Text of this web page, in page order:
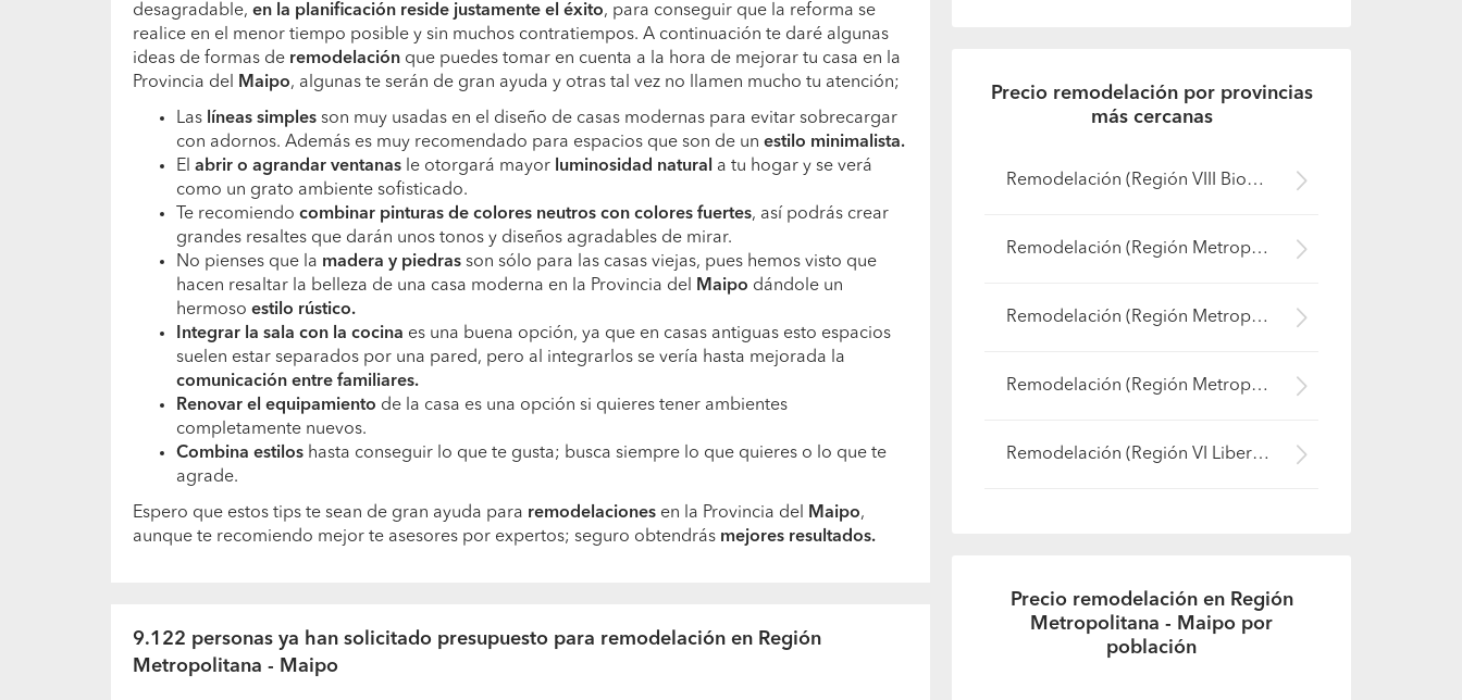
desagradable, en la planificación reside justamente el éxito, para conseguir que la reforma se
realice en el menor tiempo posible y sin muchos contratiempos. A continuación te daré algunas
ideas de formas de remodelación que puedes tomar en cuenta a la hora de mejorar tu casa en la
Provincia del
Maipo, algunas te serán de gran ayuda y otras tal vez no llamen mucho tu atención;
Las líneas simples son muy usadas en el diseño de casas modernas para evitar sobrecargar
con adornos. Además es muy recomendado para espacios que son de un estilo minimalista.
El abrir o agrandar ventanas le otorgará mayor luminosidad natural
a tu hogar y se verá
como un grato ambiente sofisticado.
Te recomiendo combinar pinturas de colores neutros con colores fuertes, así podrás crear
grandes resaltes que darán unos tonos y diseños agradables de mirar.
No pienses que la madera y piedras son sólo para las casas viejas, pues hemos visto que
hacen resaltar la belleza de una casa moderna en la Provincia del
Maipo dándole un
hermoso estilo rústico.
Integrar la sala con la cocina es una buena opción, ya que en casas antiguas esto espacios
suelen estar separados por una pared, pero al integrarlos se vería hasta mejorada la
comunicación entre familiares.
Renovar el equipamiento de la casa es una opción si quieres tener ambientes
completamente nuevos.
Combina estilos hasta conseguir lo que te gusta; busca siempre lo que quieres o lo que te
agrade.
Espero que estos tips te sean de gran ayuda para remodelaciones en la Provincia del Maipo,
aunque te recomiendo mejor te asesores por expertos; seguro obtendrás mejores resultados.
9.122 personas ya han solicitado presupuesto para remodelación en Región
Metropolitana - Maipo
Precio remodelación por provincias
más cercanas
Remodelación (Región VIII Biobío - Bío-Bío)
Remodelación (Región Metropolitana - Cordillera)
Remodelación (Región Metropolitana - Santiago)
Remodelación (Región Metropolitana - Talagante)
Remodelación (Región VI Libertador B. O'Higgins - Cachapoal)
Precio remodelación en Región
Metropolitana - Maipo por
población